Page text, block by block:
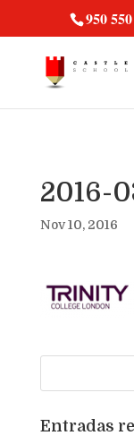
950
2016-
Nov 10, 2016
Entradas